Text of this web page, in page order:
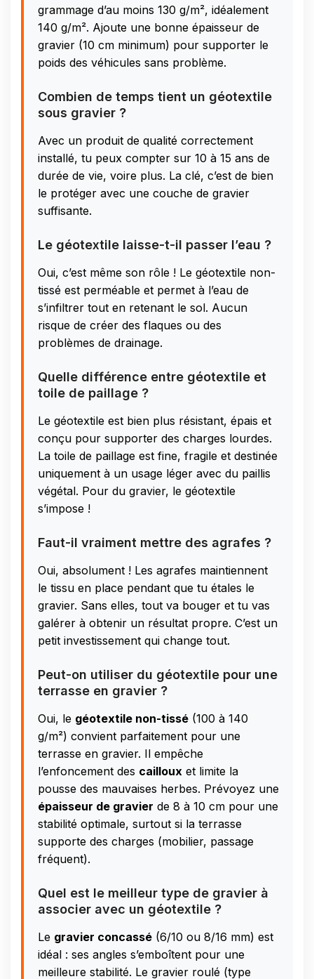
grammage d’au moins 130 g/m², idéalement
140 g/m². Ajoute une bonne épaisseur de
gravier (10 cm minimum) pour supporter le
poids des véhicules sans problème.
Combien de temps tient un géotextile
sous gravier ?
Avec un produit de qualité correctement
installé, tu peux compter sur 10 à 15 ans de
durée de vie, voire plus. La clé, c’est de bien
le protéger avec une couche de gravier
suffisante.
Le géotextile laisse-t-il passer l’eau ?
Oui, c’est même son rôle ! Le géotextile non-
tissé est perméable et permet à l’eau de
s’infiltrer tout en retenant le sol. Aucun
risque de créer des flaques ou des
problèmes de drainage.
Quelle différence entre géotextile et
toile de paillage ?
Le géotextile est bien plus résistant, épais et
conçu pour supporter des charges lourdes.
La toile de paillage est fine, fragile et destinée
uniquement à un usage léger avec du paillis
végétal. Pour du gravier, le géotextile
s’impose !
Faut-il vraiment mettre des agrafes ?
Oui, absolument ! Les agrafes maintiennent
le tissu en place pendant que tu étales le
gravier. Sans elles, tout va bouger et tu vas
galérer à obtenir un résultat propre. C’est un
petit investissement qui change tout.
Peut-on utiliser du géotextile pour une
terrasse en gravier ?
Oui, le géotextile non-tissé (100 à 140
g/m²) convient parfaitement pour une
terrasse en gravier. Il empêche
l’enfoncement des cailloux et limite la
pousse des mauvaises herbes. Prévoyez une
épaisseur de gravier de 8 à 10 cm pour une
stabilité optimale, surtout si la terrasse
supporte des charges (mobilier, passage
fréquent).
Quel est le meilleur type de gravier à
associer avec un géotextile ?
Le gravier concassé (6/10 ou 8/16 mm) est
idéal : ses angles s’emboîtent pour une
meilleure stabilité. Le gravier roulé (type